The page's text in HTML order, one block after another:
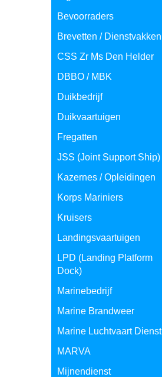
Bevoorraders
Brevetten / Dienstvakken
CSS Zr Ms Den Helder
DBBO / MBK
Duikbedrijf
Duikvaartuigen
Fregatten
JSS (Joint Support Ship)
Kazernes / Opleidingen
Korps Mariniers
Kruisers
Landingsvaartuigen
LPD (Landing Platform
Dock)
Marinebedrijf
Marine Brandweer
Marine Luchtvaart Dienst
MARVA
Mijnendienst